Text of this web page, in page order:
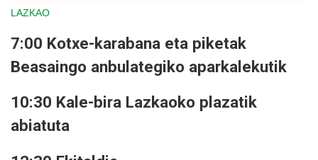
LAZKAO
7:00 Kotxe-karabana eta piketak
Beasaingo anbulategiko aparkalekutik
10:30 Kale-bira Lazkaoko plazatik
abiatuta